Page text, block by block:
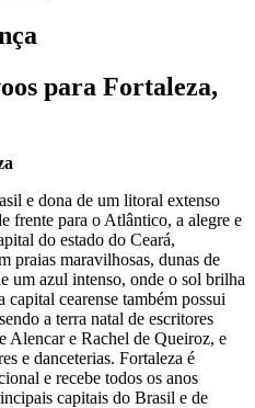
para Fortaleza,
e dona de um litoral extenso
frente para o Atlântico, a alegre e
do estado do Ceará,
praias maravilhosas, dunas de
um azul intenso, onde o sol brilha
cearense também possui
a terra natal de escritores
Alencar e Rachel de Queiroz, e
e danceterias. Fortaleza é
e recebe todos os anos
capitais do Brasil e de